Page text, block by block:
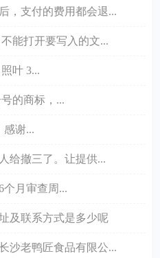
，支付的费用都会退...
能打开要写入的文...
叶 3...
的商标，...
感谢...
给撤三了。让提供...
个月审查周...
及联系方式是多少呢
沙老鸭匠食品有限公...